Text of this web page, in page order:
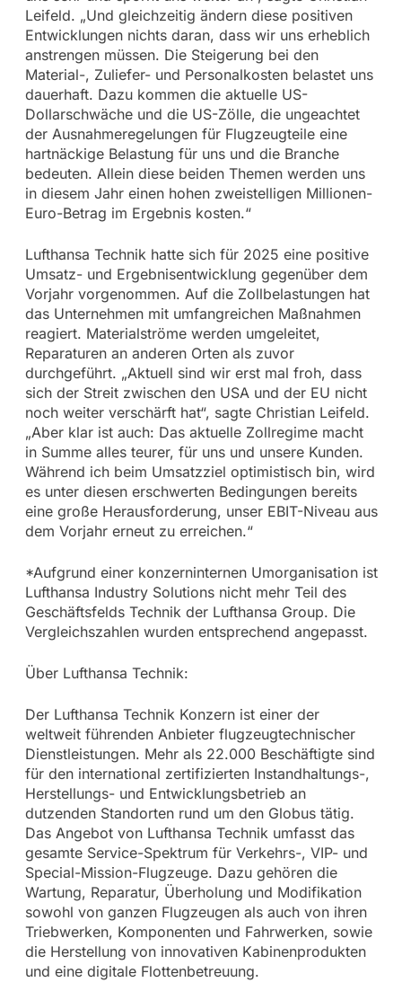
Leifeld. „Und gleichzeitig ändern diese positiven
Entwicklungen nichts daran, dass wir uns erheblich
anstrengen müssen. Die Steigerung bei den
Material-, Zuliefer- und Personalkosten belastet uns
dauerhaft. Dazu kommen die aktuelle US-
Dollarschwäche und die US-Zölle, die ungeachtet
der Ausnahmeregelungen für Flugzeugteile eine
hartnäckige Belastung für uns und die Branche
bedeuten. Allein diese beiden Themen werden uns
in diesem Jahr einen hohen zweistelligen Millionen-
Euro-Betrag im Ergebnis kosten.“
Lufthansa Technik hatte sich für 2025 eine positive
Umsatz- und Ergebnisentwicklung gegenüber dem
Vorjahr vorgenommen. Auf die Zollbelastungen hat
das Unternehmen mit umfangreichen Maßnahmen
reagiert. Materialströme werden umgeleitet,
Reparaturen an anderen Orten als zuvor
durchgeführt. „Aktuell sind wir erst mal froh, dass
sich der Streit zwischen den USA und der EU nicht
noch weiter verschärft hat“, sagte Christian Leifeld.
„Aber klar ist auch: Das aktuelle Zollregime macht
in Summe alles teurer, für uns und unsere Kunden.
Während ich beim Umsatzziel optimistisch bin, wird
es unter diesen erschwerten Bedingungen bereits
eine große Herausforderung, unser EBIT-Niveau aus
dem Vorjahr erneut zu erreichen.“
*Aufgrund einer konzerninternen Umorganisation ist
Lufthansa Industry Solutions nicht mehr Teil des
Geschäftsfelds Technik der Lufthansa Group. Die
Vergleichszahlen wurden entsprechend angepasst.
Über Lufthansa Technik:
Der Lufthansa Technik Konzern ist einer der
weltweit führenden Anbieter flugzeugtechnischer
Dienstleistungen. Mehr als 22.000 Beschäftigte sind
für den international zertifizierten Instandhaltungs-,
Herstellungs- und Entwicklungsbetrieb an
dutzenden Standorten rund um den Globus tätig.
Das Angebot von Lufthansa Technik umfasst das
gesamte Service-Spektrum für Verkehrs-, VIP- und
Special-Mission-Flugzeuge. Dazu gehören die
Wartung, Reparatur, Überholung und Modifikation
sowohl von ganzen Flugzeugen als auch von ihren
Triebwerken, Komponenten und Fahrwerken, sowie
die Herstellung von innovativen Kabinenprodukten
und eine digitale Flottenbetreuung.